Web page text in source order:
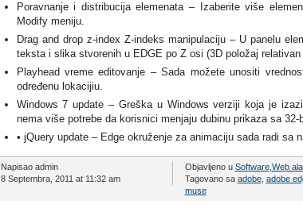
Poravnanje i distribucija elemenata – Izaberite više
Modify meniju.
Drag and drop z-index Z-indeks manipulaciju – U panelu
teksta i slika stvorenih u EDGE po Z osi (3D položaj
Playhead vreme editovanje – Sada možete unositi
određenu lokacijiu.
Windows 7 update – Greška u Windows verziji koja je
nema više potrebe da korisnici menjaju dubinu prikaza sa 32-
• jQuery update – Edge okruženje za animaciju sada radi sa
Napisao admin
8 Septembra, 2011 at 11:32 am
Objavljeno u Software, Web
Tagovano sa adobe, adobe
muse